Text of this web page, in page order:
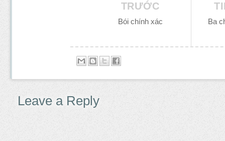
Ba
TRƯỚC
Bói chính xác
Leave a Reply